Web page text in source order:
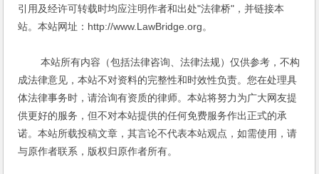
引用及经许可转载时均应注明作者和出处"法律桥"，并链接本
站。本站网址：http://www.LawBridge.org。
本站所有内容（包括法律咨询、法律法规）仅供参考，不构
成法律意见，本站不对资料的完整性和时效性负责。您在处理具
体法律事务时，请洽询有资质的律师。本站将努力为广大网友提
供更好的服务，但不对本站提供的任何免费服务作出正式的承
诺。本站所载投稿文章，其言论不代表本站观点，如需使用，请
与原作者联系，版权归原作者所有。